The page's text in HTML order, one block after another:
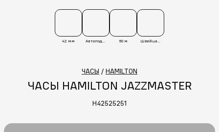
42 мм Автоподзавод 50 м Швейцария
ЧАСЫ / HAMILTON
ЧАСЫ HAMILTON JAZZMASTER
H42525251